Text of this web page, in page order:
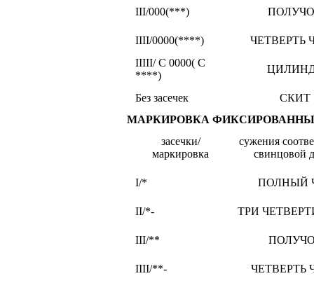
III/000(***)
IIII/0000(****)
ЧЕТВЕРТЬ
IIIII/ С 0000( С
****)
Без засечек
СКИТ
МАРКИРОВКА
засечки/
маркировка
сужения
свинцовой
I/* ПОЛНЫЙ
II/*- ТРИ
III/**
IIII/**- ЧЕТВЕРТЬ